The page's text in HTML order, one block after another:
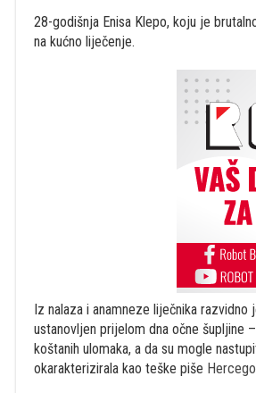
28-godišnja Enisa Klepo, koju je
na kućno liječenje.
Iz nalaza i anamneze liječnika
ustanovljen prijelom dna očne šupljine
koštanih ulomaka, a da su mogle
okarakterizirala kao teške piše